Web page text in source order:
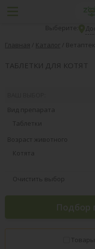
Выберите:
Главная / Каталог /
ТАБЛЕТКИ ДЛЯ КОТЯТ
Вид препарата
Таблетки
Возраст животного
Котята
Очистить выбор
Подбор
Товары